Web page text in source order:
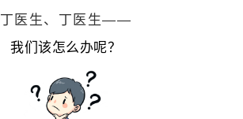
丁医生、丁医生——
我们该怎么办呢？